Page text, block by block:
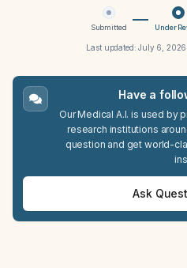
Submitted Under
Last updated:July 6, 2026
Have a
Our Medical A.I. is used by
research institutions
question and get world-
Ask